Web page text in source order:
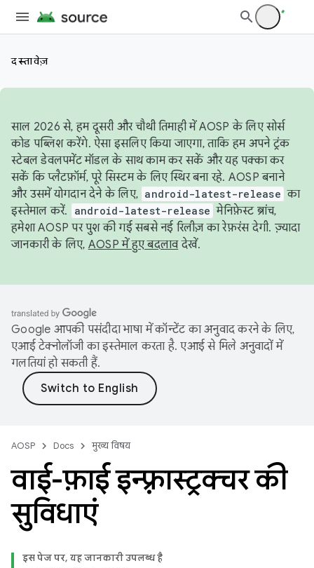
दस्तावेज़
साल 2026 से, हम दूसरी और चौथी तिमाही में AOSP के लिए सोर्स
कोड पब्लिश करेंगे. ऐसा इसलिए किया जाएगा, ताकि हम अपने ट्रंक
स्टेबल डेवलपमेंट मॉडल के साथ काम कर सकें और यह पक्का कर
सकें कि प्लैटफ़ॉर्म, पूरे सिस्टम के लिए स्थिर बना रहे. AOSP बनाने
और उसमें योगदान देने के लिए, android-latest-release का
इस्तेमाल करें.
android-latest-release मेनिफ़ेस्ट ब्रांच,
हमेशा AOSP पर पुश की गई सबसे नई रिलीज़ का रेफ़रंस देगी. ज़्यादा
जानकारी के लिए, AOSP में हुए बदलावदेखें.
Google आपकी पसंदीदा भाषा में कॉन्टेंट का अनुवाद करने के लिए,
एआई टेक्नोलॉजी का इस्तेमाल करता है. एआई से मिले अनुवादों में
गलतियां हो सकती हैं.
AOSP Docs मुख्य विषय
वाई-फ़ाई इन्फ़्रास्ट्रक्चर की
सुविधाएं
इस पेज पर, यह जानकारी उपलब्ध है